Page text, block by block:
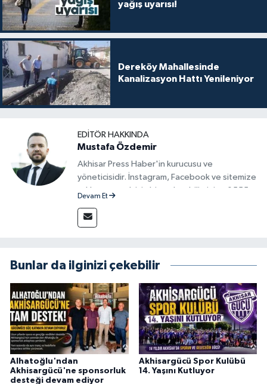
yağış uyarısı!
Dereköy Mahallesinde
Kanalizasyon Hattı Yenileniyor
EDITÖR HAKKINDA
Mustafa Özdemir
Akhisar Press Haber'in kurucusu ve
yöneticisidir. İnstagram, Facebook ve sitemize
reklam vermek için bize ulaşabilirsiniz - 0555
Devam Et
Bunlar da ilginizi çekebilir
Alhatoğlu'ndan
Akhisargücü'ne sponsorluk
desteği devam ediyor
Akhisargücü Spor Kulübü
14. Yaşını Kutluyor